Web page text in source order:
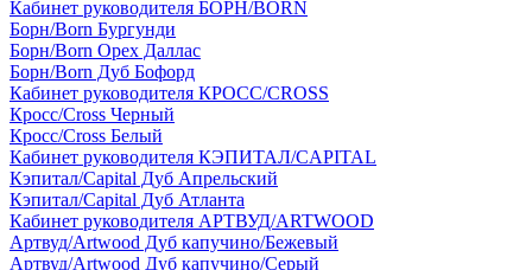
Кабинет руководителя БОРН/BORN
Борн/Born Бургунди
Борн/Born Орех Даллас
Борн/Born Дуб Бофорд
Кабинет руководителя КРОСС/CROSS
Кросс/Cross Черный
Кросс/Cross Белый
Кабинет руководителя КЭПИТАЛ/CAPITAL
Кэпитал/Capital Дуб Апрельский
Кэпитал/Capital Дуб Атланта
Кабинет руководителя АРТВУД/ARTWOOD
Артвуд/Artwood Дуб капучино/Бежевый
Артвуд/Artwood Дуб капучино/Серый